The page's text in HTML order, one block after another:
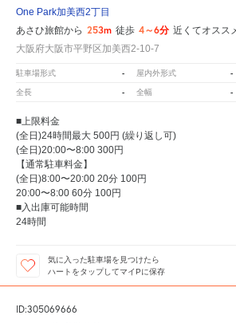
One Park加美西2丁目
あさひ旅館から 253m 徒歩 4～6分 近くてオスス
大阪府大阪市平野区加美西2-10-7
駐車場形式 - 屋内外形式 -
全長 - 全幅 -
■上限料金
(全日)24時間最大 500円 (繰り返し可)
(全日)20:00〜8:00 300円
【通常駐車料金】
(全日)8:00〜20:00 20分 100円
20:00〜8:00 60分 100円
■入出庫可能時間
24時間
気に入った駐車場を見つけたら
ハートをタップしてマイPに保存
ID:305069666